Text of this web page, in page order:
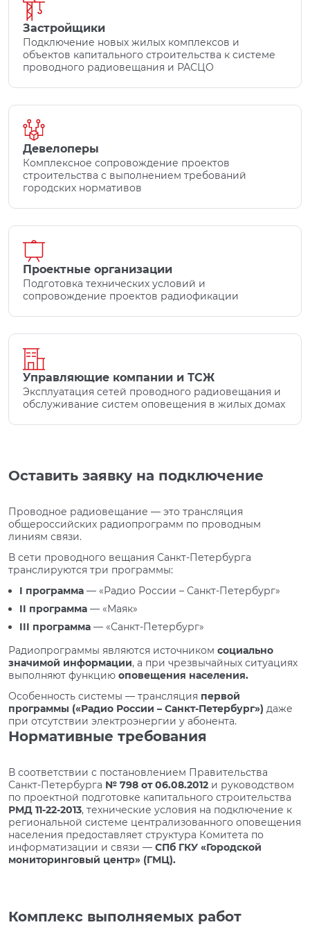
Застройщики
Подключение новых жилых комплексов и
объектов капитального строительства к системе
проводного радиовещания и РАСЦО
Девелоперы
Комплексное сопровождение проектов
строительства с выполнением требований
городских нормативов
Проектные организации
Подготовка технических условий и
сопровождение проектов радиофикации
Управляющие компании и ТСЖ
Эксплуатация сетей проводного радиовещания и
обслуживание систем оповещения в жилых домах
Оставить заявку на подключение
Проводное радиовещание — это трансляция
общероссийских радиопрограмм по проводным
линиям связи.
В сети проводного вещания Санкт-Петербурга
транслируются три программы:
I программа — «Радио России – Санкт-Петербург»
II программа — «Маяк»
III программа — «Санкт-Петербург»
Радиопрограммы являются источником социально
значимой информации, а при чрезвычайных ситуациях
выполняют функцию оповещения населения.
Особенность системы — трансляция первой
программы («Радио России – Санкт-Петербург») даже
при отсутствии электроэнергии у абонента.
Нормативные требования
В соответствии с постановлением Правительства
Санкт-Петербурга № 798 от 06.08.2012 и руководством
по проектной подготовке капитального строительства
РМД 11-22-2013, технические условия на подключение к
региональной системе централизованного оповещения
населения предоставляет структура Комитета по
информатизации и связи — СПб ГКУ «Городской
мониторинговый центр» (ГМЦ).
Комплекс выполняемых работ